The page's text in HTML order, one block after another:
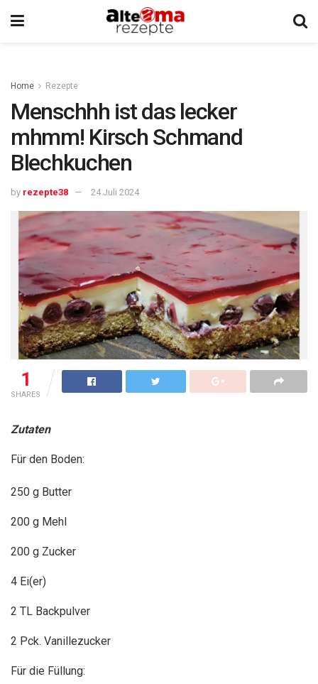
Home Rezepte
Menschhh ist das lecker
mhmm! Kirsch Schmand
Blechkuchen
by rezepte38 24 Juli 2024
1
SHARES
Zutaten
Für den Boden:
250 g Butter
200 g Mehl
200 g Zucker
4 Ei(er)
2 TL Backpulver
2 Pck. Vanillezucker
Für die Füllung: